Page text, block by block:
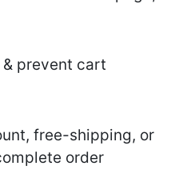
prevent cart
free-shipping, or
order